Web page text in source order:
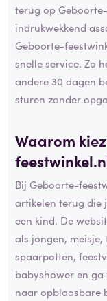
terug op
indrukwekkend
Geboorte-
snelle service. Zo
andere 30 dagen
sturen zonder
Waarom
Bij Geboorte-
artikelen terug die
een kind. De
als jongen, meisje,
spaarpotten,
babyshower en
naar opblaasbare